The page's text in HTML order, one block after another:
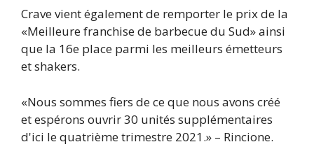
Crave vient également de remporter le prix de la
«Meilleure franchise de barbecue du Sud» ainsi
que la 16e place parmi les meilleurs émetteurs
et shakers.
«Nous sommes fiers de ce que nous avons créé
et espérons ouvrir 30 unités supplémentaires
d'ici le quatrième trimestre 2021.» – Rincione.